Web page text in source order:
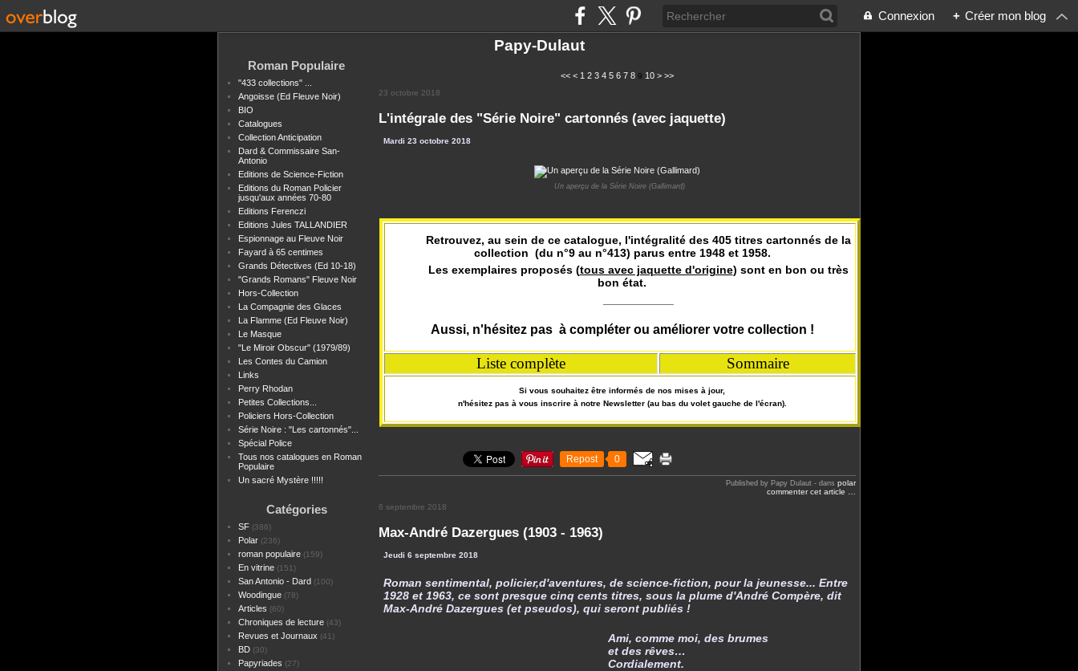
Connexion + Créer mon blog
Papy-Dulaut
Roman Populaire
"433 collections" ...
Angoisse (Ed Fleuve Noir)
BIO
Catalogues
Collection Anticipation
Dard & Commissaire San-
Antonio
Editions de Science-Fiction
Editions du Roman Policier
jusqu'aux années 70-80
Editions Ferenczi
Editions Jules TALLANDIER
Espionnage au Fleuve Noir
Fayard à 65 centimes
Grands Détectives (Ed 10-18)
"Grands Romans" Fleuve Noir
Hors-Collection
La Compagnie des Glaces
La Flamme (Ed Fleuve Noir)
Le Masque
"Le Miroir Obscur" (1979/89)
Les Contes du Camion
Links
Perry Rhodan
Petites Collections...
Policiers Hors-Collection
Série Noire : "Les cartonnés"...
Spécial Police
Tous nos catalogues en Roman
Populaire
Un sacré Mystère !!!!!
Catégories
SF (386)
Polar (236)
roman populaire (159)
En vitrine (151)
San Antonio - Dard (100)
Woodingue (78)
Articles (60)
Chroniques de lecture (43)
Revues et Journaux (41)
BD (30)
Papyriades (27)
<< < 1 2 3 4 5 6 7 8 9 10 20
> >>
23 octobre 2018
L'intégrale des "Série Noire" cartonnés (avec jaquette)
Mardi 23 octobre 2018
Un aperçu de la Série Noire (Gallimard)
Retrouvez, au sein de ce catalogue, l'intégralité des 405 titres cartonnés de la
collection (du n°9 au n°413) parus entre 1948 et 1958.
Les exemplaires proposés (tous avec jaquette d'origine) sont en bon ou très
bon état.
Aussi, n'hésitez pas à compléter ou améliorer votre collection !
Liste complète Sommaire
Si vous souhaitez être informés de nos mises à jour,
n'hésitez pas à vous inscrire à notre Newsletter (au bas du volet gauche de l'écran).
Repost 0
Published by Papy Dulaut - dans polar
commenter cet article
6 septembre 2018
Max-André Dazergues (1903 - 1963)
Jeudi 6 septembre 2018
Roman sentimental, policier,d'aventures, de science-fiction, pour la jeunesse... Entre
1928 et 1963, ce sont presque cinq cents titres, sous la plume d'André Compère, dit
Max-André Dazergues (et pseudos), qui seront publiés !
Ami, comme moi, des brumes
et des rêves…
Cordialement.